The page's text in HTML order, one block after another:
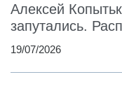
Алексей
запутались.
19/07/2026